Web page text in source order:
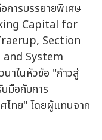
การบรรยายพิเศษ
Capital for
Section
System
าในหัวข้อ "ก้าวสู่
มือกับการ
ไทย" โดยผู้แทนจาก